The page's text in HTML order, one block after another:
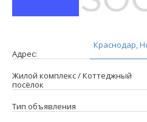
Адрес:
Краснодар,
Жилой комплекс / Коттеджный
посёлок
Тип объявления